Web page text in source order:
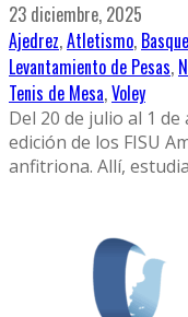
23 diciembre, 2025
Ajedrez,Atletismo,
Levantamiento de Pesas,
Tenis de Mesa,Voley
Del 20 de julio al 1
edición de los FISU
anfitriona. Allí,